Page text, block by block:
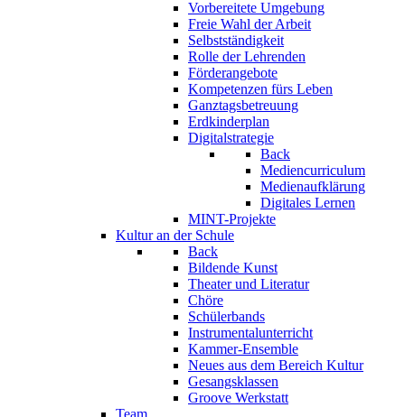
Vorbereitete Umgebung
Freie Wahl der Arbeit
Selbstständigkeit
Rolle der Lehrenden
Förderangebote
Kompetenzen fürs Leben
Ganztagsbetreuung
Erdkinderplan
Digitalstrategie
Back
Mediencurriculum
Medienaufklärung
Digitales Lernen
MINT-Projekte
Kultur an der Schule
Back
Bildende Kunst
Theater und Literatur
Chöre
Schülerbands
Instrumentalunterricht
Kammer-Ensemble
Neues aus dem Bereich Kultur
Gesangsklassen
Groove Werkstatt
Team